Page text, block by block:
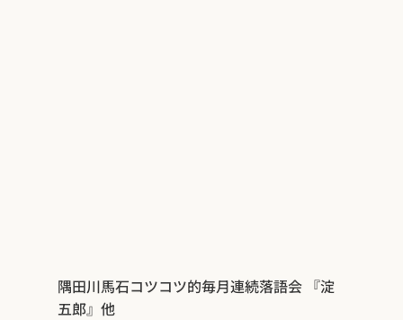
隅田川馬石コツコツ的毎月連続落語会 『淀
五郎』他